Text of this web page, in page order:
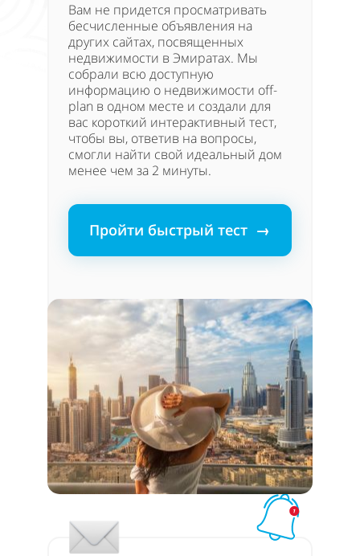
Пройти быстрый тест →
Вам не придется просматривать
бесчисленные объявления на
других сайтах, посвященных
недвижимости в Эмиратах. Мы
собрали всю доступную
информацию о недвижимости off-
plan в одном месте и создали для
вас короткий интерактивный тест,
чтобы вы, ответив на вопросы,
смогли найти свой идеальный дом
менее чем за 2 минуты.